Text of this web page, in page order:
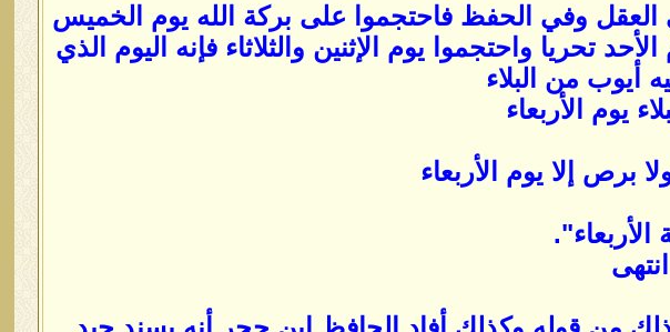
العقل وفي الحفظ فاحتجموا على بركة الله يوم الخميس
تحريا واحتجموا يوم الإثنين والثلاثاء فإنه اليوم الذي
أيوب من البلاء
يوم الأربعاء
برص إلا يوم الأربعاء
الأربعاء".
انتهى